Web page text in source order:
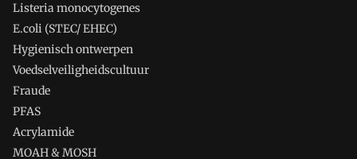
Listeria monocytogenes
E.coli (STEC/ EHEC)
Hygienisch ontwerpen
Voedselveiligheidscultuur
Fraude
PFAS
Acrylamide
MOAH & MOSH